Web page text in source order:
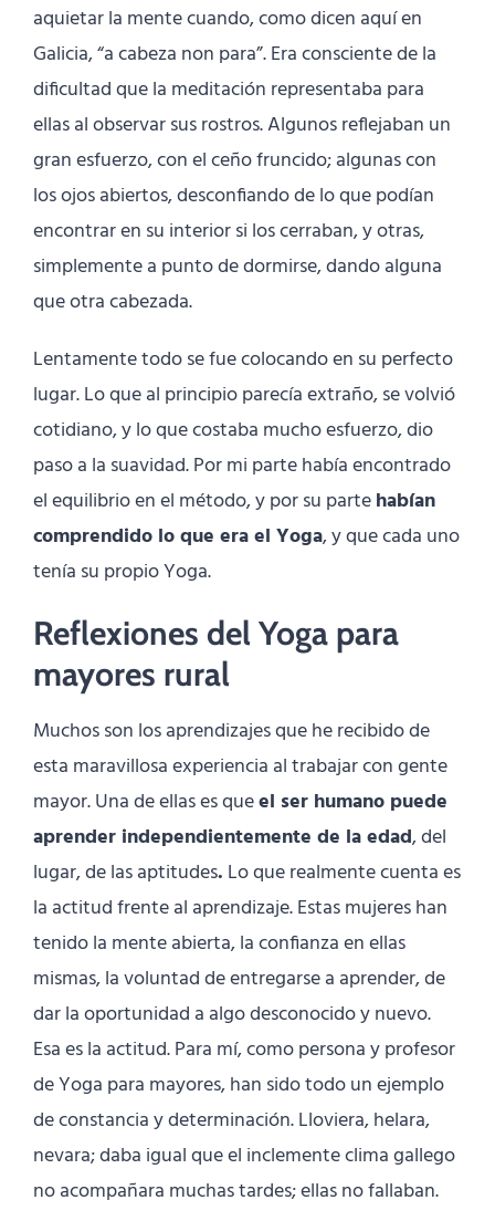
aquietar la mente cuando, como dicen aquí en
Galicia, “a cabeza non para”. Era consciente de la
dificultad que la meditación representaba para
ellas al observar sus rostros. Algunos reflejaban un
gran esfuerzo, con el ceño fruncido; algunas con
los ojos abiertos, desconfiando de lo que podían
encontrar en su interior si los cerraban, y otras,
simplemente a punto de dormirse, dando alguna
que otra cabezada.
Lentamente todo se fue colocando en su perfecto
lugar. Lo que al principio parecía extraño, se volvió
cotidiano, y lo que costaba mucho esfuerzo, dio
paso a la suavidad. Por mi parte había encontrado
el equilibrio en el método, y por su partehabían
comprendido lo que era el Yoga, y que cada uno
tenía su propio Yoga.
Reflexiones del Yoga para
mayores rural
Muchos son los aprendizajes que he recibido de
esta maravillosa experiencia al trabajar con gente
mayor. Una de ellas es queel ser humano puede
aprender independientemente de la edad, del
lugar, de las aptitudes. Lo que realmente cuenta es
la actitud frente al aprendizaje. Estas mujeres han
tenido la mente abierta, la confianza en ellas
mismas, la voluntad de entregarse a aprender, de
dar la oportunidad a algo desconocido y nuevo.
Esa es la actitud. Para mí, como persona y profesor
de Yoga para mayores, han sido todo un ejemplo
de constancia y determinación. Lloviera, helara,
nevara; daba igual que el inclemente clima gallego
no acompañara muchas tardes; ellas no fallaban.